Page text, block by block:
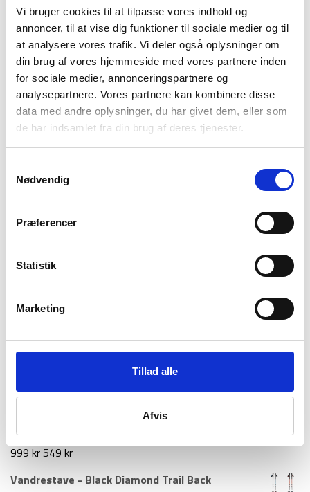
Vi bruger cookies til at tilpasse vores indhold og
annoncer, til at vise dig funktioner til sociale medier og til
at analysere vores trafik. Vi deler også oplysninger om
din brug af vores hjemmeside med vores partnere inden
for sociale medier, annonceringspartnere og
analysepartnere. Vores partnere kan kombinere disse
data med andre oplysninger, du har givet dem, eller som
de har indsamlet fra din brug af deres tjenester.
Nødvendig
Præferencer
Statistik
Marketing
Tillad alle
Afvis
Liggeunderlag – Kæmpe
guide til valg af
liggeunderlag (2026)
Der findes mange forskellige slags liggeunderlag, og
derfor kan det være svært at finde ud af, hvilket
udarbejdet denne guide til dig, hvor vi undersøger, hvilke
elementer der er …
Følg os
Populært udstyr
Vandresandaler til herre – Merrell Huntington
Sport Convert – Sort
999krDen
oprindelige
549 krDen
aktuelle
Vandrestave - Black Diamond Trail Back